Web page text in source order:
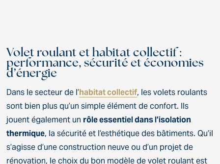
Volet roulant et habitat collectif :
performance, sécurité et économies
d’énergie
Dans le secteur de l’habitat collectif, les volets roulants
sont bien plus qu’un simple élément de confort. Ils
jouent également un rôle essentiel dans l’isolation
thermique, la sécurité et l’esthétique des bâtiments. Qu’il
s’agisse d’une construction neuve ou d’un projet de
rénovation, le choix du bon modèle de volet roulant est